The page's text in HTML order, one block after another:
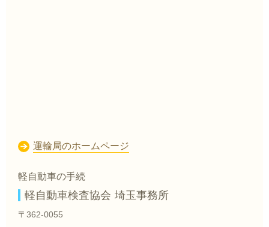
運輸局のホームページ
軽自動車の手続
軽自動車検査協会 埼玉事務所
〒362-0055